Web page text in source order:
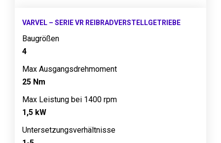
VARVEL – SERIE VR REIBRADVERSTELLGETRIEBE
Baugrößen
4
Max Ausgangsdrehmoment
25 Nm
Max Leistung bei 1400 rpm
1,5 kW
Untersetzungsverhältnisse